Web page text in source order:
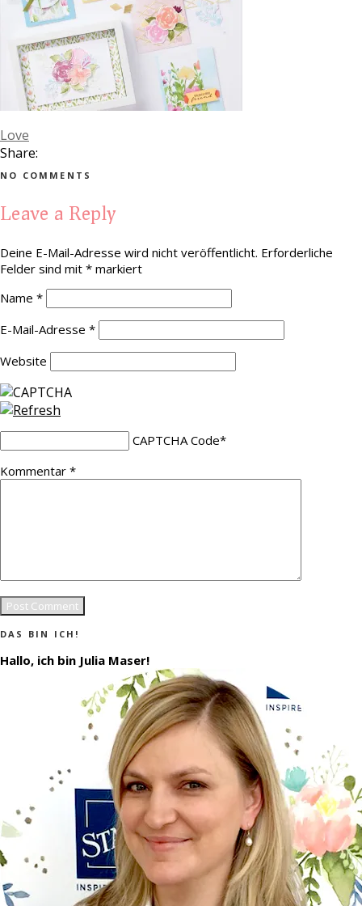
Love
Share:
NO COMMENTS
Leave a Reply
Deine E-Mail-Adresse wird nicht veröffentlicht. Erforderliche
Felder sind mit * markiert
Name *
E-Mail-Adresse *
Website
CAPTCHA Code*
Kommentar *
DAS BIN ICH!
Hallo, ich bin Julia Maser!